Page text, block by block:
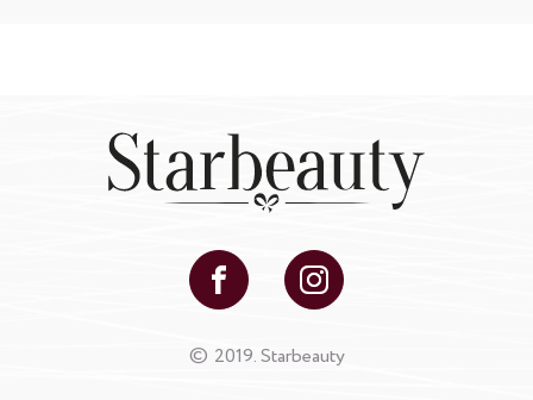
© 2019. Starbeauty